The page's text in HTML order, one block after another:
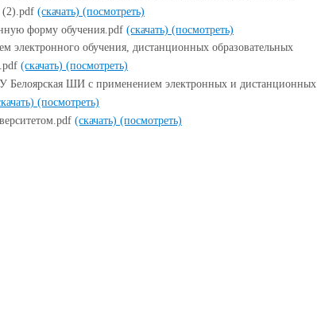
(скачать) (посмотреть)
форму обучения.pdf (скачать) (посмотреть)
электронного обучения, дистанционных образовательных
(скачать) (посмотреть)
Белоярская ШИ с применением электронных и дистанционных
(посмотреть)
(скачать) (посмотреть)